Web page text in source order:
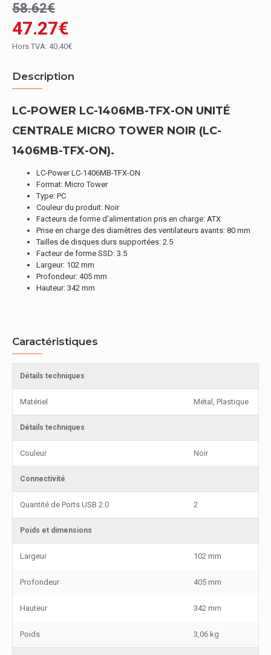
47.27€
58.62€
Hors TVA: 40.40€
Description
LC-POWER LC-1406MB-TFX-ON UNITÉ
CENTRALE MICRO TOWER NOIR (LC-
1406MB-TFX-ON).
LC-Power LC-1406MB-TFX-ON
Format: Micro Tower
Type: PC
Couleur du produit: Noir
Facteurs de forme d'alimentation pris en charge: ATX
Prise en charge des diamètres des ventilateurs avants: 80 mm
Tailles de disques durs supportées: 2.5
Facteur de forme SSD: 3.5
Largeur: 102 mm
Profondeur: 405 mm
Hauteur: 342 mm
Caractéristiques
Détails techniques
Matériel Métal, Plastique
Détails techniques
Couleur Noir
Connectivité
Quantité de Ports USB 2.0 2
Poids et dimensions
Largeur 102 mm
Profondeur 405 mm
Hauteur 342 mm
Poids 3,06 kg